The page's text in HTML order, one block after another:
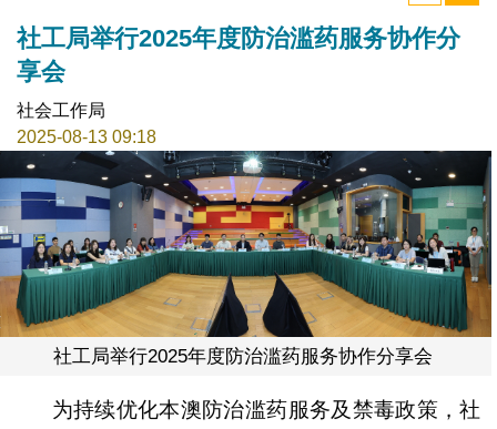
社工局举行2025年度防治滥药服务协作分
享会
社会工作局
2025-08-13 09:18
社工局举行2025年度防治滥药服务协作分享会
为持续优化本澳防治滥药服务及禁毒政策，社